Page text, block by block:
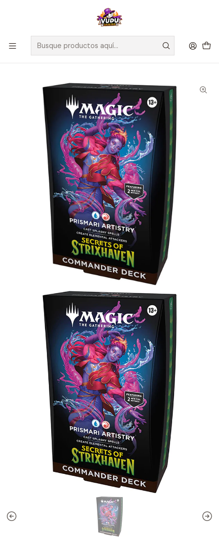
🚀 ¡Despachamos a todo Chile! Envío GRATIS a Regiones sobre
$100.000 y a RM sobre $35.000
Inicio Juegos de Cartas TCG
Magic The Gathering
Sellados Magic The Gathering
MTG - Secrets of Strixhaven - Decks Commanders - Inglés